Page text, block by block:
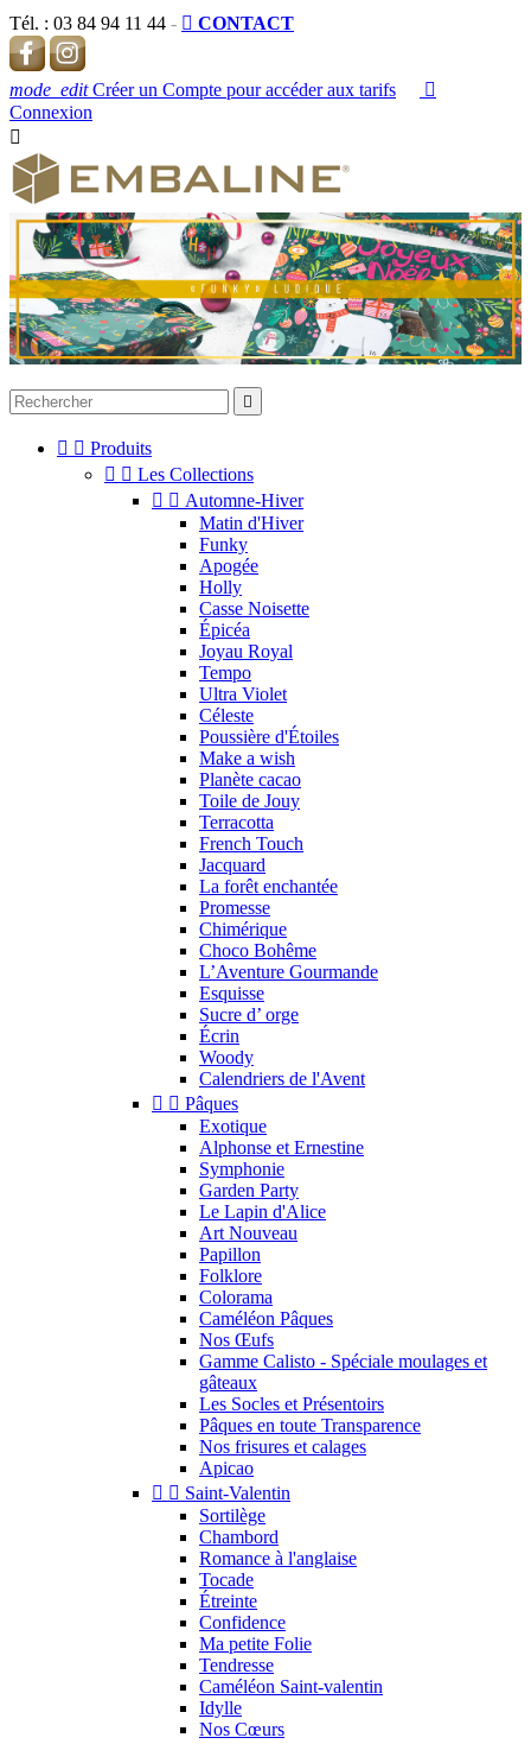
Tél. : 03 84 94 11 44 -  CONTACT
mode_edit Créer un Compte pour accéder aux tarifs

Connexion


  Produits
  Les Collections
  Automne-Hiver
Matin d'Hiver
Funky
Apogée
Holly
Casse Noisette
Épicéa
Joyau Royal
Tempo
Ultra Violet
Céleste
Poussière d'Étoiles
Make a wish
Planète cacao
Toile de Jouy
Terracotta
French Touch
Jacquard
La forêt enchantée
Promesse
Chimérique
Choco Bohême
L’Aventure Gourmande
Esquisse
Sucre d’ orge
Écrin
Woody
Calendriers de l'Avent
  Pâques
Exotique
Alphonse et Ernestine
Symphonie
Garden Party
Le Lapin d'Alice
Art Nouveau
Papillon
Folklore
Colorama
Caméléon Pâques
Nos Œufs
Gamme Calisto - Spéciale moulages et
gâteaux
Les Socles et Présentoirs
Pâques en toute Transparence
Nos frisures et calages
Apicao
  Saint-Valentin
Sortilège
Chambord
Romance à l'anglaise
Tocade
Étreinte
Confidence
Ma petite Folie
Tendresse
Caméléon Saint-valentin
Idylle
Nos Cœurs